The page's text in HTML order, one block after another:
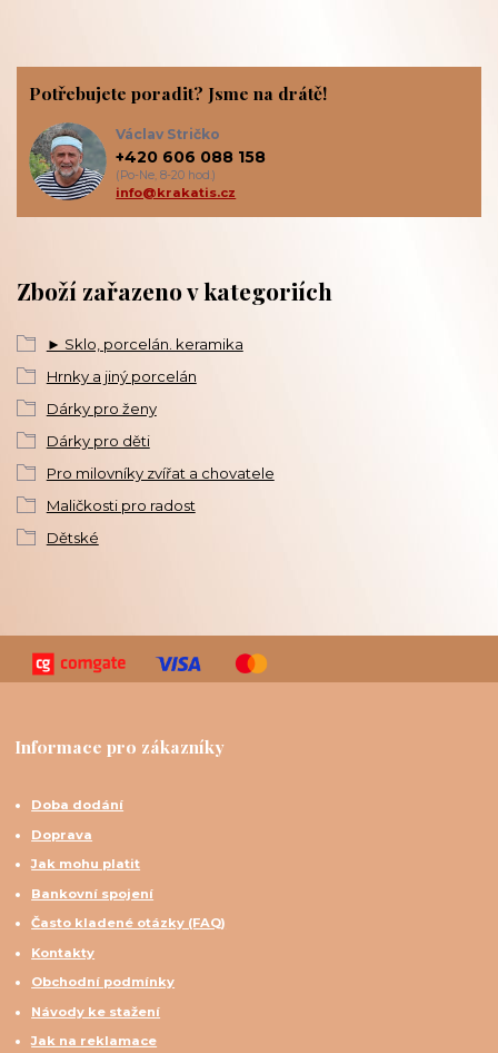
Zboží zařazeno v kategoriích
► Sklo, porcelán. keramika
Hrnky a jiný porcelán
Dárky pro ženy
Dárky pro děti
Pro milovníky zvířat a chovatele
Maličkosti pro radost
Dětské
Potřebujete poradit? Jsme na drátě!
Václav Stričko
+420 606 088 158
(Po-Ne, 8-20 hod.)
info@krakatis.cz
Informace pro zákazníky
Doba dodání
Doprava
Jak mohu platit
Bankovní spojení
Často kladené otázky (FAQ)
Kontakty
Obchodní podmínky
Návody ke stažení
Jak na reklamace